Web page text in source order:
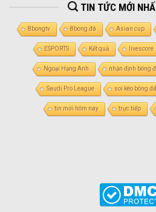
TIN TỨC MỚI
8bongtv 8bong đá Asian cup
ESPORTS Kết quả livescore
Ngoại Hạng Anh nhận định bóng
Saudi Pro League soi kèo bóng đá
tin mới hôm nay trực tiếp